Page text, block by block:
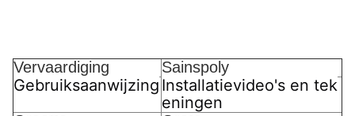
Vervaardiging Sainspoly
Gebruiksaanwijzing Installatievideo's en tek
eningen